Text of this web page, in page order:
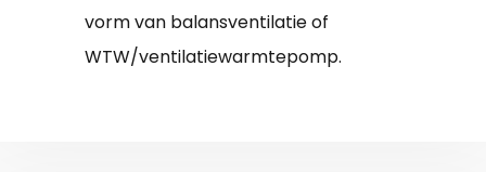
vorm van balansventilatie of
WTW/ventilatiewarmtepomp.